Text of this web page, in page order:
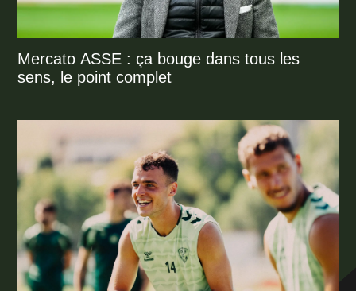
Mercato ASSE : ça bouge dans tous les
sens, le point complet